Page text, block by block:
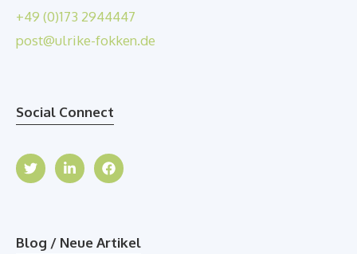
+49 (0)173 2944447
post@ulrike-fokken.de
Social Connect
Blog / Neue Artikel